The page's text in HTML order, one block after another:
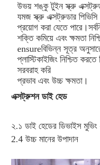
উভয় শঙ্কু টুইন স্ক্রু
যমজ স্ক্রু এক্সট্রুডার
প্রয়োগ করা যেতে
শক্তি কমিয়ে এবং ক্ষমতা
ensureবিভিন্ন সূত্র
প্লাস্টিকাইজিং নিশ্চিত
সরবরাহ করি
প্রভাব এবং উচ্চ ক্ষমতা।
এক্সট্রুশন ডাই হেড
২.১ ডাই হেডের ডিভাইস
2.4 উচ্চ মানের উপাদান